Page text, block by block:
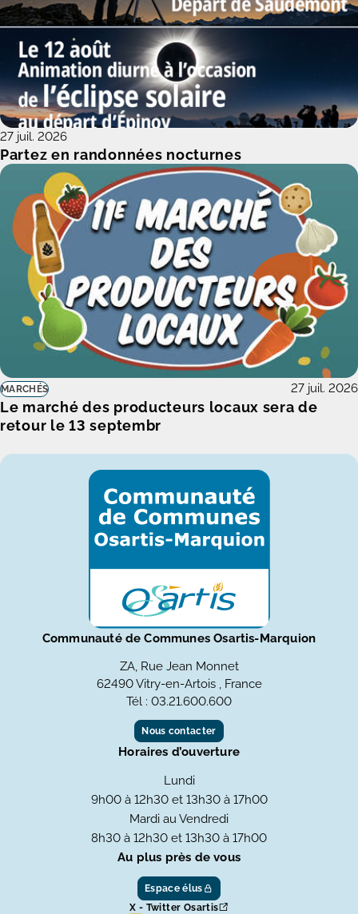
Partez en randonnées nocturnes
27 juil. 2026
Le marché des producteurs locaux sera de
retour le 13 septembr
MARCHÉS 27 juil. 2026
Communauté de Communes Osartis-Marquion
ZA, Rue Jean Monnet
62490 Vitry-en-Artois , France
Tél : 03.21.600.600
Nous contacter
Horaires d’ouverture
Lundi
9h00 à 12h30 et 13h30 à 17h00
Mardi au Vendredi
8h30 à 12h30 et 13h30 à 17h00
Au plus près de vous
Espace élus
X - Twitter Osartis